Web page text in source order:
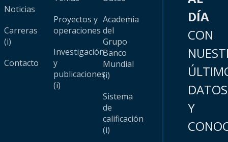
Noticias
Carreras
(i)
Contacto
Proyectos y
operaciones
Investigación
y
publicaciones
(i)
Academia
del
Grupo
Banco
Mundial
(i)
Sistema
de
calificación
(i)
DÍA
CON
DATOS
Y